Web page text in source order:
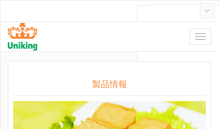
製品情報